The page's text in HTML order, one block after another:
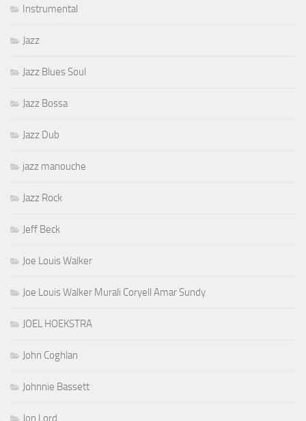
Instrumental
Jazz
Jazz Blues Soul
Jazz Bossa
Jazz Dub
jazz manouche
Jazz Rock
Jeff Beck
Joe Louis Walker
Joe Louis Walker Murali Coryell Amar Sundy
JOEL HOEKSTRA
John Coghlan
Johnnie Bassett
Jon Lord